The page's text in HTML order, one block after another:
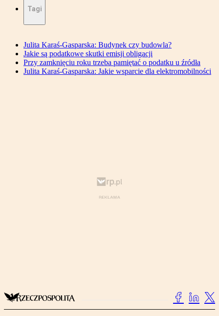
Tagi
Julita Karaś-Gasparska: Budynek czy budowla?
Jakie są podatkowe skutki emisji obligacji
Przy zamknięciu roku trzeba pamiętać o podatku u źródła
Julita Karaś-Gasparska: Jakie wsparcie dla elektromobilności